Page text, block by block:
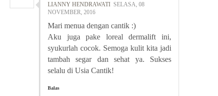
LIANNY HENDRAWATI SELASA, 08
NOVEMBER, 2016
Mari menua dengan cantik :)
Aku juga pake loreal dermalift ini,
syukurlah cocok. Semoga kulit kita jadi
tambah segar dan sehat ya. Sukses
selalu di Usia Cantik!
Balas